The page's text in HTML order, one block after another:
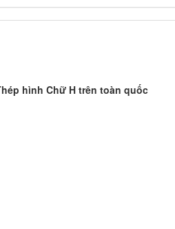
hình Chữ H trên toàn quốc